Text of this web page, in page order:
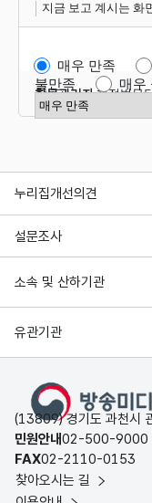
지금 보고 계시는 화
매우 만족
불만족
매우
만족도 점수 선택
항목관리자행정법무
누리집개선의견
설문조사
소속 및 산하기관
유관기관
(13809) 경기도 과천시
민원안내02-500-9000
FAX02-2110-0153
찾아오시는 길